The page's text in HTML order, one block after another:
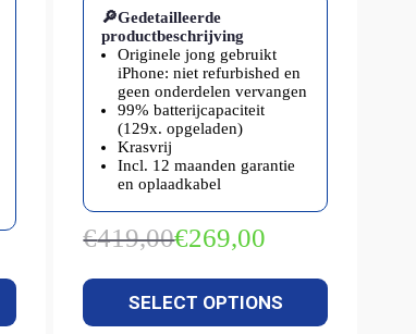
🔎Gedetailleerde
productbeschrijving
Originele jong gebruikt
iPhone: niet refurbished en
geen onderdelen vervangen
99% batterijcapaciteit
(129x. opgeladen)
Krasvrij
Incl. 12 maanden garantie
en oplaadkabel
€419,00Oorspronkelijke
was:
€419,00.
€269,00
Huidige
is:
€269,00.
SELECT OPTIONS